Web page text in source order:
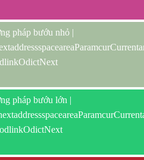
pháp bướu nhỏ |
pháp bướu lớn |